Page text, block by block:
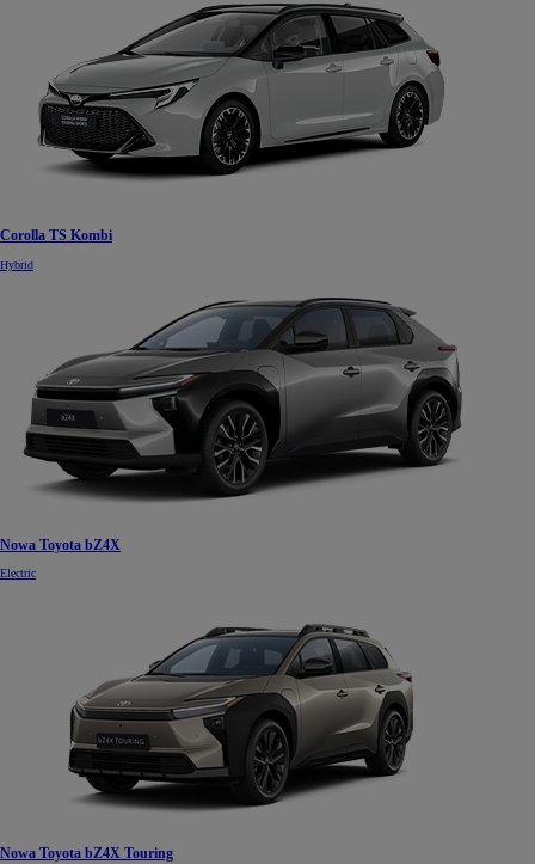
Corolla TS Kombi
Hybrid
Nowa Toyota bZ4X
Electric
Nowa Toyota bZ4X Touring